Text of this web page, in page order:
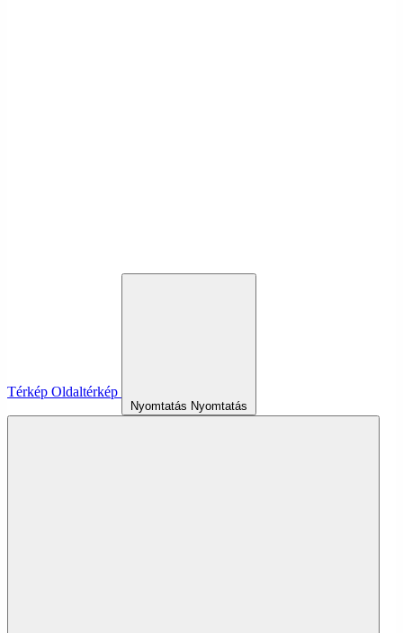
Térkép Oldaltérkép
Nyomtatás Nyomtatás